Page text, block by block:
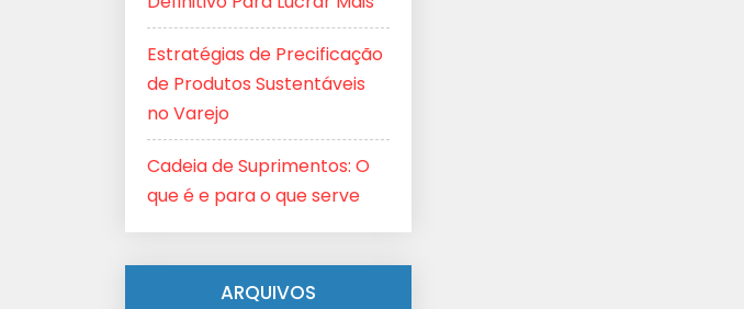
Estratégias de Precificação
de Produtos Sustentáveis
no Varejo
Cadeia de Suprimentos: O
que é e para o que serve
ARQUIVOS